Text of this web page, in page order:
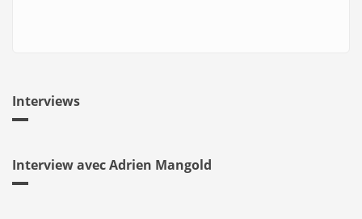
Interviews
Interview avec Adrien Mangold